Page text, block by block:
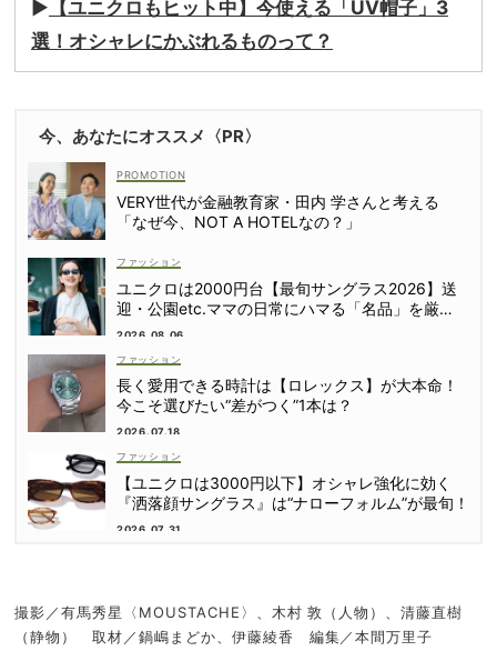
▶︎ 【ユニクロもヒット中】今使える「UV帽子」3
選！オシャレにかぶれるものって？
今、あなたにオススメ〈PR〉
VERY世代が金融教育家・田内 学さんと考える
「なぜ今、NOT A HOTELなの？」
ファッション
ユニクロは2000円台【最旬サングラス2026】送
迎・公園etc.ママの日常にハマる「名品」を厳
選！
2026.08.06
ファッション
長く愛用できる時計は【ロレックス】が大本命！
今こそ選びたい“差がつく”1本は？
2026.07.18
ファッション
【ユニクロは3000円以下】オシャレ強化に効く
『洒落顔サングラス』は“ナローフォルム”が最旬！
2026.07.31
撮影／有馬秀星〈MOUSTACHE〉、木村 敦（人物）、清藤直樹
（静物） 取材／鍋嶋まどか、伊藤綾香 編集／本間万里子